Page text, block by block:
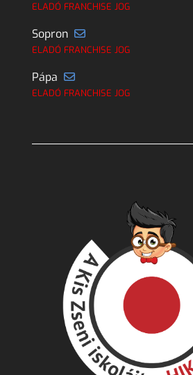
ELADÓ FRANCHISE JOG
Sopron
ELADÓ FRANCHISE JOG
Pápa
ELADÓ FRANCHISE JOG